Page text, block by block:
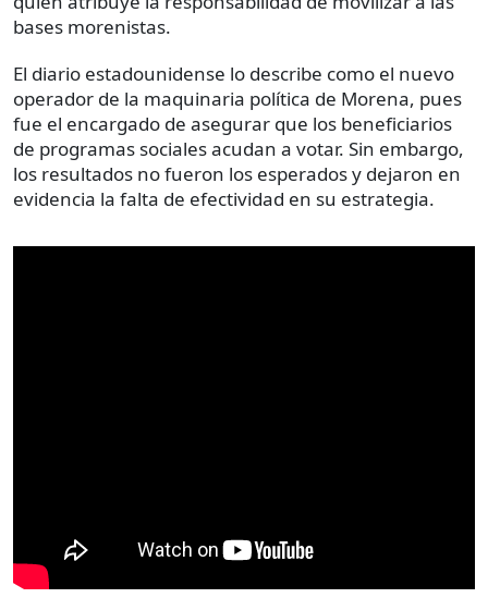
bases morenistas.
El diario estadounidense lo describe como el nuevo
operador de la maquinaria política de Morena, pues
fue el encargado de asegurar que los beneficiarios
de programas sociales acudan a votar. Sin embargo,
los resultados no fueron los esperados y dejaron en
evidencia la falta de efectividad en su estrategia.